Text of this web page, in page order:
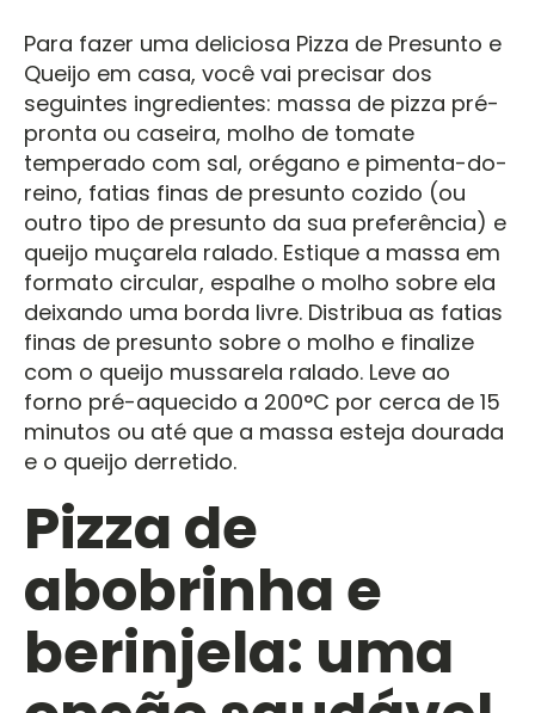
Para fazer uma deliciosa Pizza de Presunto e
Queijo em casa, você vai precisar dos
seguintes ingredientes: massa de pizza pré-
pronta ou caseira, molho de tomate
temperado com sal, orégano e pimenta-do-
reino, fatias finas de presunto cozido (ou
outro tipo de presunto da sua preferência) e
queijo muçarela ralado. Estique a massa em
formato circular, espalhe o molho sobre ela
deixando uma borda livre. Distribua as fatias
finas de presunto sobre o molho e finalize
com o queijo mussarela ralado. Leve ao
forno pré-aquecido a 200°C por cerca de 15
minutos ou até que a massa esteja dourada
e o queijo derretido.
Pizza de
abobrinha e
berinjela: uma